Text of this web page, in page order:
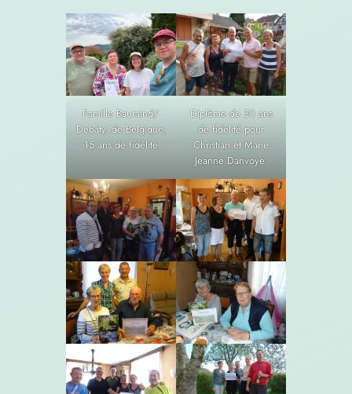
Famille Bauraind/
Debaty, de Belgique,
15 ans de fidélité
Diplôme de 30 ans
de fidélité pour
Christian et Marie
Jeanne Danvoye.